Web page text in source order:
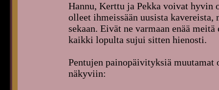
Hannu, Kerttu ja Pekka voivat hyvin
olleet ihmeissään uusista
sekaan. Eivät ne varmaan enää
kaikki lopulta sujui sitten hienosti.
Pentujen painopäivityksiä
näkyviin: